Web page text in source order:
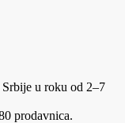
u roku od 2–7
prodavnica.